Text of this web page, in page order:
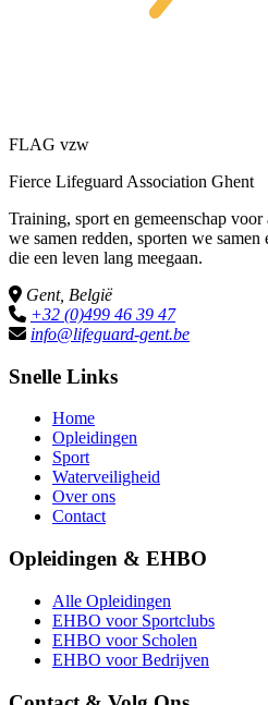
FLAG vzw
Fierce Lifeguard Association Ghent
Training, sport en gemeenschap
we samen redden, sporten we
die een leven lang meegaan.
Gent, België
+32 (0)499 46 39 47
info@lifeguard-gent.be
Snelle Links
Home
Opleidingen
Sport
Waterveiligheid
Over ons
Contact
Opleidingen & EHBO
Alle Opleidingen
EHBO voor Sportclubs
EHBO voor Scholen
EHBO voor Bedrijven